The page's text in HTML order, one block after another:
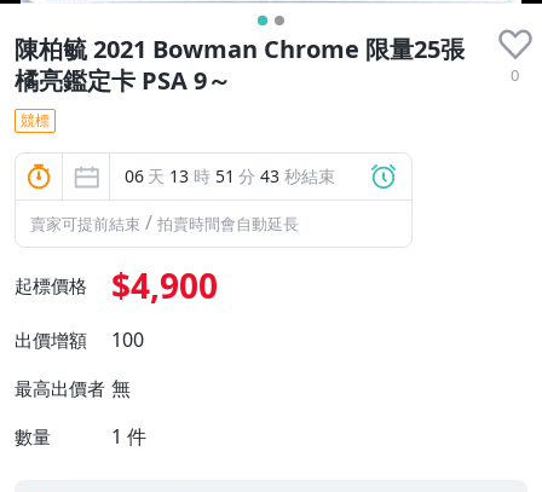
陳柏毓 2021 Bowman Chrome 限量25張
橘亮鑑定卡 PSA 9～
0
競標
06 天 13 時 51 分 42 秒結束
賣家可提前結束 / 拍賣時間會自動延長
起標價格 $4,900
出價增額 100
最高出價者 無
數量 1 件